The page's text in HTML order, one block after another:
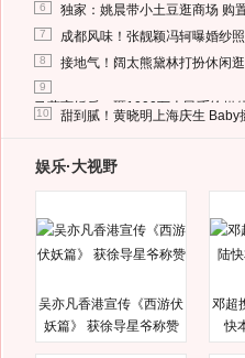
6 独家：姚晨带小土豆逛商场 购
7 成都风味！张靓颖冯轲曝婚纱
8 接地气！阔太熊黛林打扮休闲
9
马蓉离婚后，砸1000万人民币给媒
10 甜到腻！黄晓明上海庆生 Baby
娱乐·大视野
吴亦凡香港宣传《西游伏
妖篇》 获徐导星爷称赞
邓超
快